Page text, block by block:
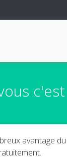
avantage